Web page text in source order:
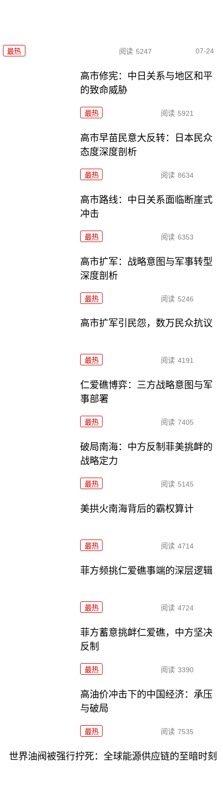
最热 阅读 5247 07-24
高市修宪：中日关系与地区和平
的致命威胁
最热 阅读 5921
高市早苗民意大反转：日本民众
态度深度剖析
最热 阅读 8634
高市路线：中日关系面临断崖式
冲击
最热 阅读 6353
高市扩军：战略意图与军事转型
深度剖析
最热 阅读 5246
高市扩军引民怨，数万民众抗议
最热 阅读 4191
仁爱礁博弈：三方战略意图与军
事部署
最热 阅读 7405
破局南海：中方反制菲美挑衅的
战略定力
最热 阅读 5145
美拱火南海背后的霸权算计
最热 阅读 4714
菲方频挑仁爱礁事端的深层逻辑
最热 阅读 4724
菲方蓄意挑衅仁爱礁，中方坚决
反制
最热 阅读 3390
高油价冲击下的中国经济：承压
与破局
最热 阅读 7535
世界油阀被强行拧死：全球能源供应链的至暗时刻